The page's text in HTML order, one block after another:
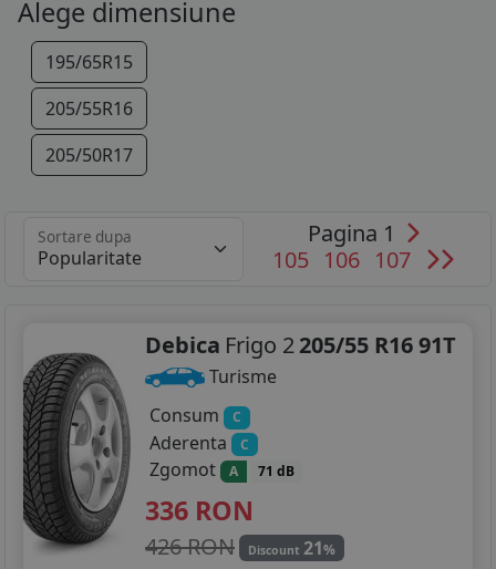
Alege dimensiune
195/65R15
205/55R16
205/50R17
Sortare dupa
Pagina 1
105 106 107
Debica Frigo 2205/55 R16 91T
Turisme
Consum
C
Aderenta C
Zgomot A 71 dB
336 RON
426 RON Discount 21%